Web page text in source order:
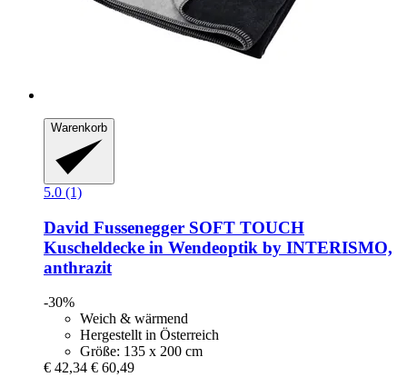
Warenkorb
5.0 (1)
David Fussenegger SOFT TOUCH
Kuscheldecke in Wendeoptik by INTERISMO,
anthrazit
-30%
Weich & wärmend
Hergestellt in Österreich
Größe: 135 x 200 cm
€ 42,34 € 60,49